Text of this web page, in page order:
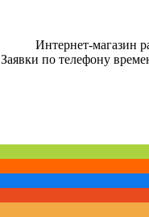
Интернет-магазин
Заявки по телефону